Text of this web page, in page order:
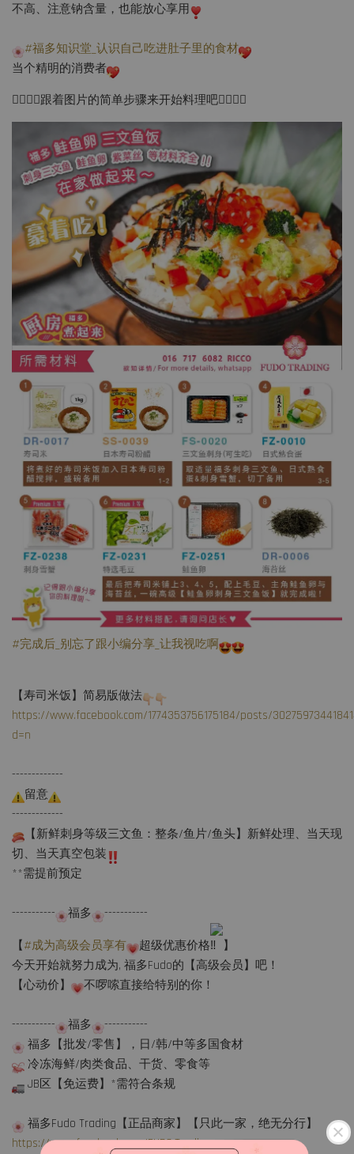
不高、注意钠含量，也能放心享用
#福多知识堂_认识自己吃进肚子里的食材
当个精明的消费者
👇🏻👇🏻跟着图片的简单步骤来开始料理吧👇🏻👇🏻
#完成后_别忘了跟小编分享_让我视吃啊
【寿司米饭】简易版做法
https://www.facebook.com/1774353756175184/posts/
d=n
-------------
留意
-------------
【新鲜刺身等级三文鱼：整条/鱼片/鱼头】新鲜处理、当天现
切、当天真空包装
**需提前预定
----------- 福多 -----------
【#成为高级会员享有 超级优惠价格
】
今天开始就努力成为, 福多Fudo的【高级会员】吧！
【心动价】
不啰嗦直接给特别的你！
----------- 福多
-----------
福多【批发/零售】，日/韩/中等多国食材
冷冻海鲜/肉类食品、干货、零食等
JB区【免运费】*需符合条规
福多Fudo Trading【正品商家】【只此一家，绝无分行】
https://www.facebook.com/FUDO.Trading